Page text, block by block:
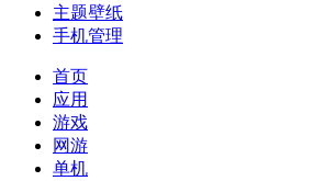
主题壁纸
手机管理
首页
应用
游戏
网游
单机